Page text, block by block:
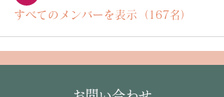
すべてのメンバーを表示（167名）